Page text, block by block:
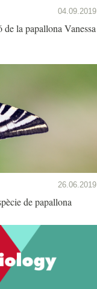
04.09.2019
26.06.2019
de papallona